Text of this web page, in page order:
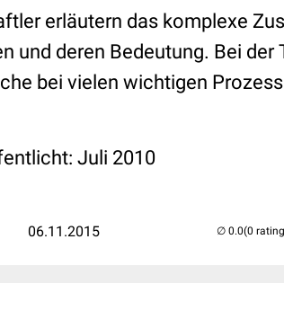
erläutern das komplexe
und deren Bedeutung. Bei der
bei vielen wichtigen
Juli 2010
06.11.2015 (0